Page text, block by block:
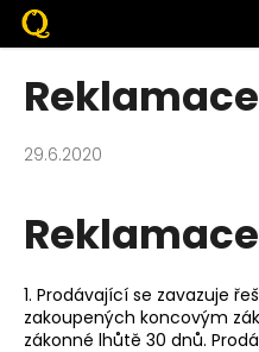
Přejít
obsah
Reklamace
29.6.2020
Reklamace
1. Prodávající se zavazuje
zakoupených koncovým
zákonné lhůtě 30 dnů.
o
o
o
t
ř
e